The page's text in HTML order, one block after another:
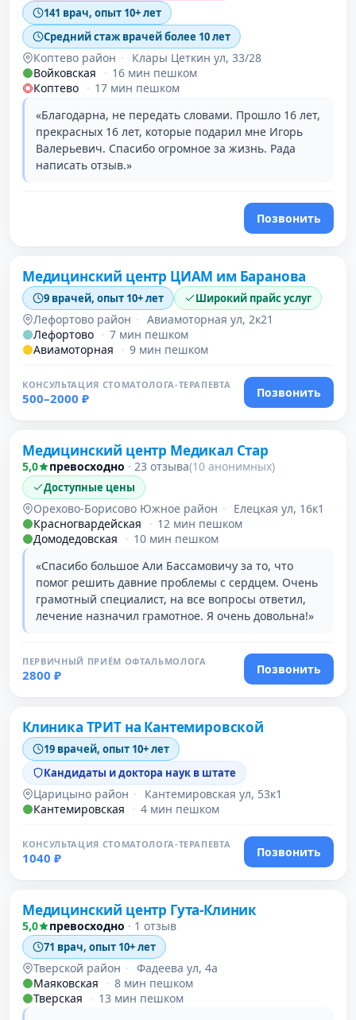
141 врач, опыт 10+ лет
Средний стаж врачей более 10 лет
Коптево район ·
Клары Цеткин ул, 33/28
Войковская
· 16 мин пешком
Коптево · 17 мин пешком
«Благодарна, не передать словами. Прошло 16 лет,
прекрасных 16 лет, которые подарил мне Игорь
Валерьевич. Спасибо огромное за жизнь. Рада
написать отзыв.»
Позвонить
Медицинский центр ЦИАМ им Баранова
9 врачей, опыт 10+ лет Широкий прайс услуг
Лефортово район · Авиамоторная ул, 2к21
Лефортово · 7 мин пешком
Авиамоторная
· 9 мин пешком
КОНСУЛЬТАЦИЯ СТОМАТОЛОГА-ТЕРАПЕВТА
500–2000 ₽
Позвонить
Проверено
Медицинский центр Медикал Стар
5,0 превосходно · 23 отзыва(10 анонимных)
Доступные цены
Орехово-Борисово Южное район ·
Елецкая ул, 16к1
Красногвардейская
· 12 мин пешком
Домодедовская
· 10 мин пешком
«Спасибо большое Али Бассамовичу за то, что
помог решить давние проблемы с сердцем. Очень
грамотный специалист, на все вопросы ответил,
лечение назначил грамотное. Я очень довольна!»
ПЕРВИЧНЫЙ ПРИЁМ ОФТАЛЬМОЛОГА
2800 ₽
Позвонить
Проверено давно
Клиника ТРИТ на Кантемировской
19 врачей, опыт 10+ лет
Кандидаты и доктора наук в штате
Царицыно район ·
Кантемировская ул, 53к1
Кантемировская
· 4 мин пешком
КОНСУЛЬТАЦИЯ СТОМАТОЛОГА-ТЕРАПЕВТА
1040 ₽ Позвонить
Медицинский центр Гута-Клиник
5,0 превосходно · 1 отзыв
71 врач, опыт 10+ лет
Тверской район · Фадеева ул, 4а
Маяковская
· 8 мин пешком
Тверская
· 13 мин пешком